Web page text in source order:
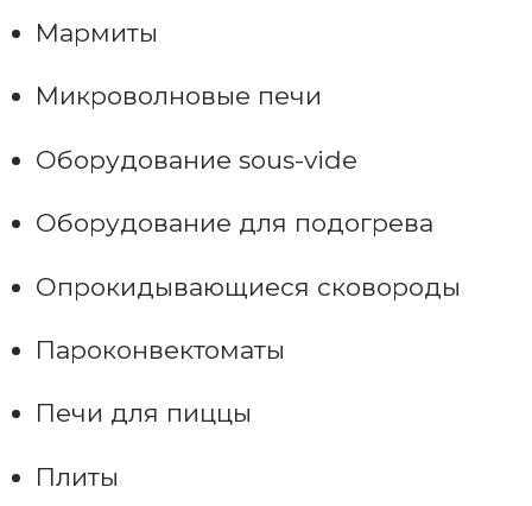
Мармиты
Микроволновые печи
Оборудование sous-vide
Оборудование для подогрева
Опрокидывающиеся сковороды
Пароконвектоматы
Печи для пиццы
Плиты